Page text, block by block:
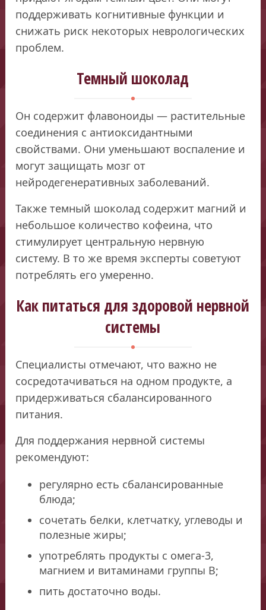
поддерживать когнитивные функции и
снижать риск некоторых неврологических
проблем.
Темный шоколад
Он содержит флавоноиды — растительные
соединения с антиоксидантными
свойствами. Они уменьшают воспаление и
могут защищать мозг от
нейродегенеративных заболеваний.
Также темный шоколад содержит магний и
небольшое количество кофеина, что
стимулирует центральную нервную
систему. В то же время эксперты советуют
потреблять его умеренно.
Как питаться для здоровой нервной
системы
Специалисты отмечают, что важно не
сосредотачиваться на одном продукте, а
придерживаться сбалансированного
питания.
Для поддержания нервной системы
рекомендуют:
регулярно есть сбалансированные
блюда;
сочетать белки, клетчатку, углеводы и
полезные жиры;
употреблять продукты с омега-3,
магнием и витаминами группы B;
пить достаточно воды.